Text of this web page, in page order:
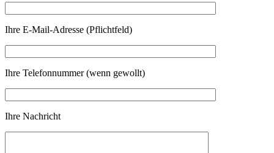
Ihre E-Mail-Adresse (Pflichtfeld)
Ihre Telefonnummer (wenn gewollt)
Ihre Nachricht